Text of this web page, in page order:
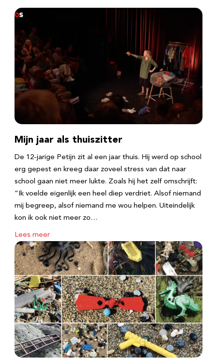
Mijn jaar als thuiszitter
De 12-jarige Petijn zit al een jaar thuis. Hij werd op school
erg gepest en kreeg daar zoveel stress van dat naar
school gaan niet meer lukte. Zoals hij het zelf omschrijft:
“Ik voelde eigenlijk een heel diep verdriet. Alsof niemand
mij begreep, alsof niemand me wou helpen. Uiteindelijk
kon ik ook niet meer zo…
Lees meer